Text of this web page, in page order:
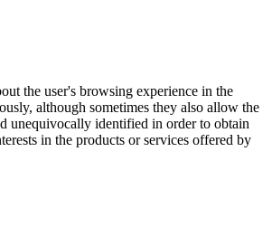
the user's browsing experience in the
although sometimes they also allow the
unequivocally identified in order to obtain
in the products or services offered by